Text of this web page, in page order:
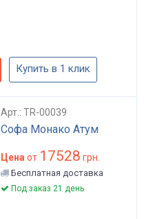
Купить в 1 клик
Арт.: TR-00039
Софа Монако Атум
Цена от 17528 грн.
Бесплатная доставка
Под заказ 21 день